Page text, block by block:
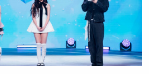
想自己待著！」希望雙方都能朝更好的方
是不斷遷就彼此。
。高山峰補充，當時宣傳片全程都是由
在身邊有朋友去泰國請他推薦特別景點，
驗「抓龍筋」。被問到目前移居泰國是
態？庹宗康在一旁壞笑補槍：「他現在在
山峰也順勢打趣說：「我已經跟龍筋協